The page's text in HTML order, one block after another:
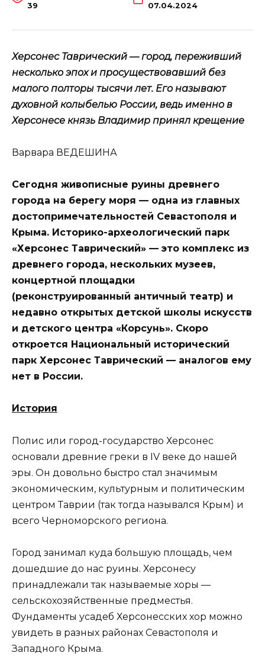
39 07.04.2024
Херсонес Таврический — город, переживший
несколько эпох и просуществовавший без
малого полторы тысячи лет. Его называют
духовной колыбелью России, ведь именно в
Херсонесе князь Владимир принял крещение
Варвара ВЕДЕШИНА
Сегодня живописные руины древнего
города на берегу моря — одна из главных
достопримечательностей Севастополя и
Крыма. Историко-археологический парк
«Херсонес Таврический» — это комплекс из
древнего города, нескольких музеев,
концертной площадки
(реконструированный античный театр) и
недавно открытых детской школы искусств
и детского центра «Корсунь». Скоро
откроется Национальный исторический
парк Херсонес Таврический — аналогов ему
нет в России.
История
Полис или город-государство Херсонес
основали древние греки в IV веке до нашей
эры. Он довольно быстро стал значимым
экономическим, культурным и политическим
центром Таврии (так тогда назывался Крым) и
всего Черноморского региона.
Город занимал куда большую площадь, чем
дошедшие до нас руины. Херсонесу
принадлежали так называемые хоры —
сельскохозяйственные предместья.
Фундаменты усадеб Херсонесских хор можно
увидеть в разных районах Севастополя и
Западного Крыма.